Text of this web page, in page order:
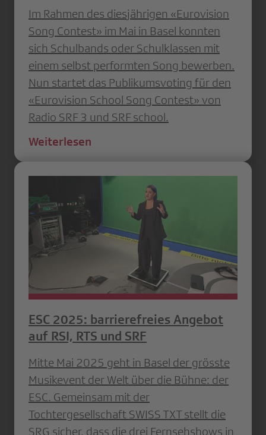
Im Rahmen des diesjährigen «Eurovision
Song Contest» im Mai in Basel konnten
sich Schulbands oder Schulklassen mit
einem selbst performten Song bewerben.
Nun startet das Publikumsvoting für den
«Eurovision School Song Contest» von
Radio SRF 3 und SRF school.
Weiterlesen
ESC 2025: barrierefreies Angebot
auf RSI, RTS und SRF
Mitte Mai 2025 geht in Basel der grösste
Musikevent der Welt über die Bühne: der
ESC. Gemeinsam mit der
Tochtergesellschaft SWISS TXT stellt die
SRG sicher, dass die drei Fernsehshows in